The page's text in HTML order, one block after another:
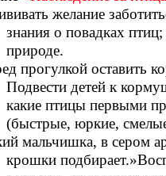
желание
знания о повадках
природе.
прогулкой оставить
Подвести детей к
какие птицы первыми
(быстрые, юркие,
мальчишка, в сером
крошки